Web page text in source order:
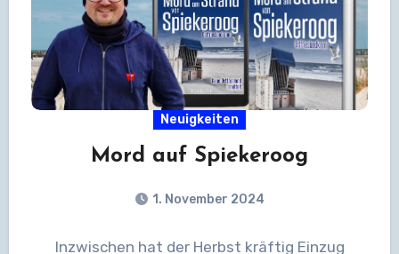
Neuigkeiten
Mord auf Spiekeroog
1. November 2024
Inzwischen hat der Herbst kräftig Einzug